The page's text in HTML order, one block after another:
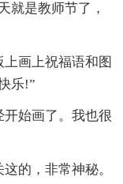
是教师节了，
画上祝福语和图
乐!”
始画了。我也很
的，非常神秘。